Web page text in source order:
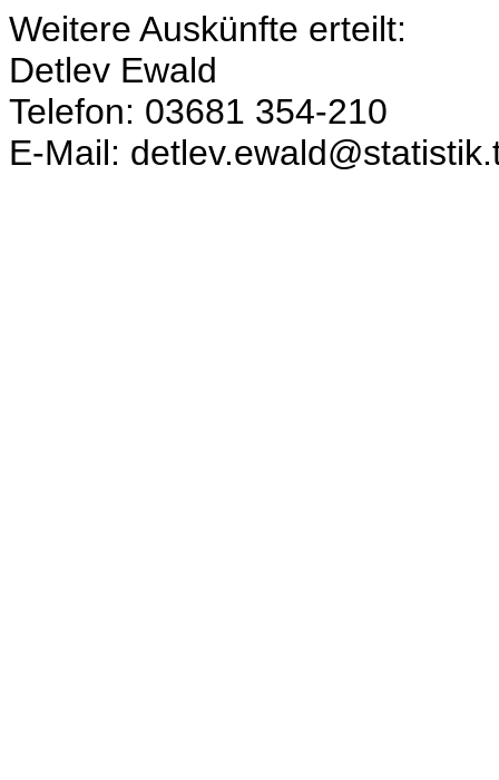
Weitere Auskünfte erteilt:
Detlev Ewald
Telefon: 03681 354-210
E-Mail: